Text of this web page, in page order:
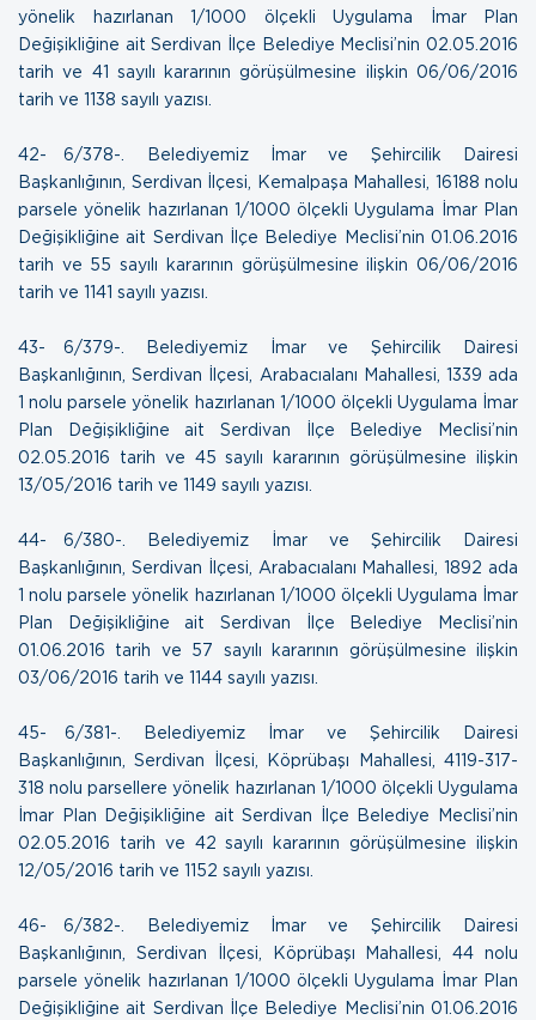
yönelik hazırlanan 1/1000 ölçekli Uygulama İmar Plan
Değişikliğine ait Serdivan İlçe Belediye Meclisi’nin 02.05.2016
tarih ve 41 sayılı kararının görüşülmesine ilişkin 06/06/2016
tarih ve 1138 sayılı yazısı
42- 6/378-. Belediyemiz İmar ve Şehircilik Dairesi
Başkanlığının, Serdivan İlçesi, Kemalpaşa Mahallesi, 16188 nolu
parsele yönelik hazırlanan 1/1000 ölçekli Uygulama İmar Plan
Değişikliğine ait Serdivan İlçe Belediye Meclisi’nin 01.06.2016
tarih ve 55 sayılı kararının görüşülmesine ilişkin 06/06/2016
tarih ve 1141 sayılı yazısı
43- 6/379-. Belediyemiz İmar ve Şehircilik Dairesi
Başkanlığının, Serdivan İlçesi, Arabacıalanı Mahallesi, 1339 ada
1 nolu parsele yönelik hazırlanan 1/1000 ölçekli Uygulama İmar
Plan Değişikliğine ait Serdivan İlçe Belediye Meclisi’nin
02.05.2016 tarih ve 45 sayılı kararının görüşülmesine ilişkin
13/05/2016 tarih ve 1149 sayılı yazısı
44- 6/380-. Belediyemiz İmar ve Şehircilik Dairesi
Başkanlığının, Serdivan İlçesi, Arabacıalanı Mahallesi, 1892 ada
1 nolu parsele yönelik hazırlanan 1/1000 ölçekli Uygulama İmar
Plan Değişikliğine ait Serdivan İlçe Belediye Meclisi’nin
01.06.2016 tarih ve 57 sayılı kararının görüşülmesine ilişkin
03/06/2016 tarih ve 1144 sayılı yazısı
45- 6/381-. Belediyemiz İmar ve Şehircilik Dairesi
Başkanlığının, Serdivan İlçesi, Köprübaşı Mahallesi, 4119-317-
318 nolu parsellere yönelik hazırlanan 1/1000 ölçekli Uygulama
İmar Plan Değişikliğine ait Serdivan İlçe Belediye Meclisi’nin
02.05.2016 tarih ve 42 sayılı kararının görüşülmesine ilişkin
12/05/2016 tarih ve 1152 sayılı yazısı
46- 6/382-. Belediyemiz İmar ve Şehircilik Dairesi
Başkanlığının, Serdivan İlçesi, Köprübaşı Mahallesi, 44 nolu
parsele yönelik hazırlanan 1/1000 ölçekli Uygulama İmar Plan
Değişikliğine ait Serdivan İlçe Belediye Meclisi’nin 01.06.2016